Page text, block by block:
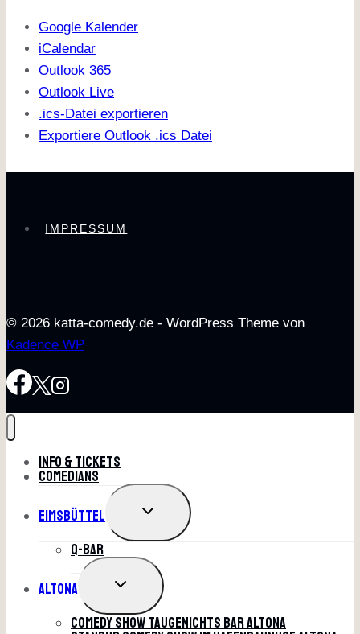
Google Kalender
iCalendar
Outlook 365
Outlook Live
.ics-Datei exportieren
Exportiere Outlook .ics Datei
IMPRESSUM
© 2026 katta-comedy.de - WordPress Theme von
Kadence WP
Info & Tickets
Comedians
Eimsbüttel UNTERMENÜ
UMSCHALTEN
Q-Bar
Altona UNTERMENÜ
UMSCHALTEN
Comedy Show Taugenichts Bar Altona